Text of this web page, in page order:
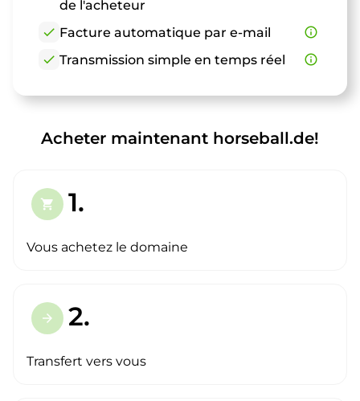
de l'acheteur
check Facture automatique par e-mail
info_outline
check Transmission simple en temps réel info_outline
Acheter maintenant horseball.de!
shopping_cart 1.
Vous achetez le domaine
arrow_forward 2.
Transfert vers vous